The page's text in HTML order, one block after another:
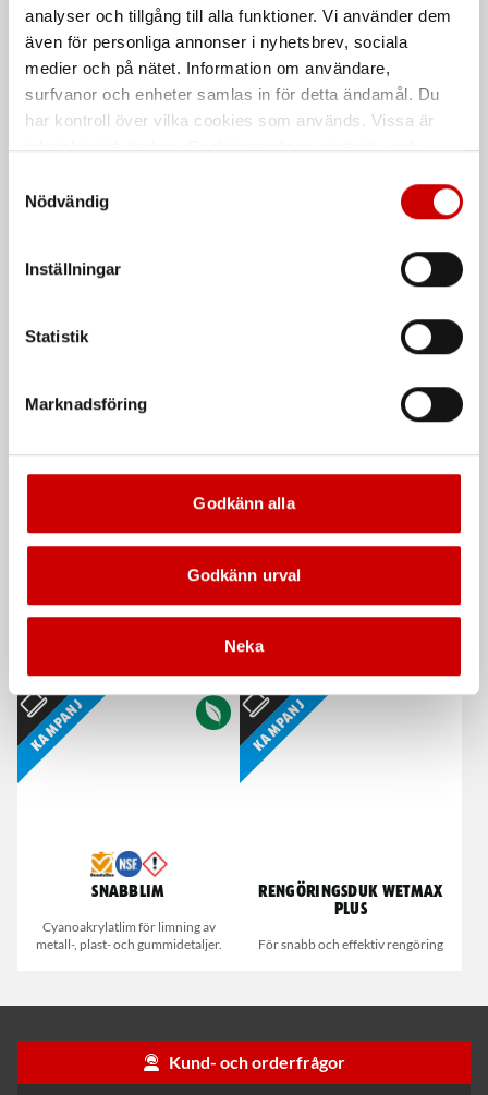
analyser och tillgång till alla funktioner. Vi använder dem
även för personliga annonser i nyhetsbrev, sociala
medier och på nätet. Information om användare,
surfvanor och enheter samlas in för detta ändamål. Du
har kontroll över vilka cookies som används. Vissa är
tekniskt nödvändiga. Godkännande av statistik- och
länder utanför EU med olika dataskyddsnormer. Genom
att godkänna samtycker du till sådana överföringar. Läs
Nödvändig
Inställningar
Statistik
Marknadsföring
Godkänn alla
Godkänn urval
Neka
3/8" 1/2" 3/4"
3/8"-1/2"-3/4" fattning
Momentnyckel 3/4" Mutterdragarset
Kampanj
Kampanj
Snabblim
Cyanoakrylatlim för limning av
metall-, plast- och gummidetaljer.
Kampanj
Rengöringsduk Wetmax
Plus
För snabb och effektiv rengöring
Kund- och orderfrågor